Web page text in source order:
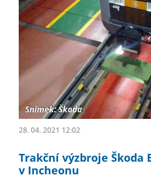
28. 04. 2021 12:02
Trakční výzbroje Škoda
v Incheonu